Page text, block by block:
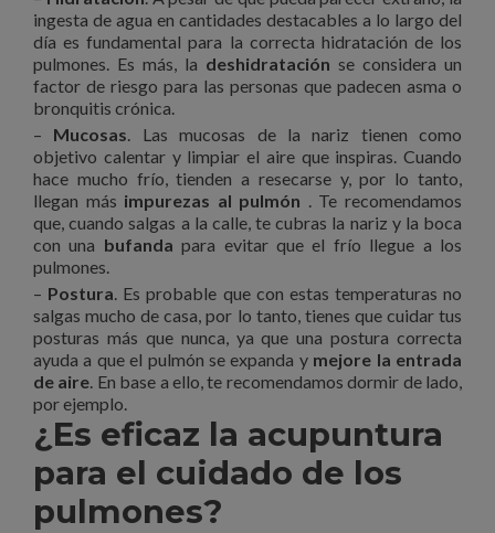
ingesta de agua en cantidades destacables a lo largo del
día es fundamental para la correcta hidratación de los
pulmones. Es más, la deshidratación se considera un
factor de riesgo para las personas que padecen asma o
bronquitis crónica.
– Mucosas. Las mucosas de la nariz tienen como
objetivo calentar y limpiar el aire que inspiras. Cuando
hace mucho frío, tienden a resecarse y, por lo tanto,
llegan más impurezas al pulmón . Te recomendamos
que, cuando salgas a la calle, te cubras la nariz y la boca
con una bufanda para evitar que el frío llegue a los
pulmones.
– Postura. Es probable que con estas temperaturas no
salgas mucho de casa, por lo tanto, tienes que cuidar tus
posturas más que nunca, ya que una postura correcta
ayuda a que el pulmón se expanda y mejore la entrada
de aire. En base a ello, te recomendamos dormir de lado,
por ejemplo.
¿Es eficaz la acupuntura
para el cuidado de los
pulmones?